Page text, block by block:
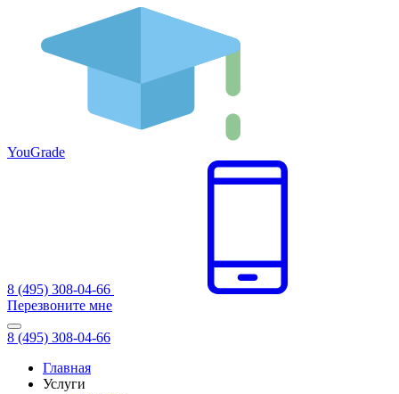
YouGrade
8 (495) 308-04-66
Перезвоните мне
8 (495) 308-04-66
Главная
Услуги